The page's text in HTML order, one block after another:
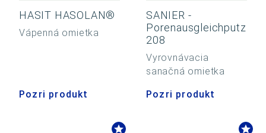
HASIT HASOLAN®
Vápenná omietka
Pozri produkt
SANIER -
Porenausgleichputz
208
Vyrovnávacia
sanačná omietka
Pozri produkt